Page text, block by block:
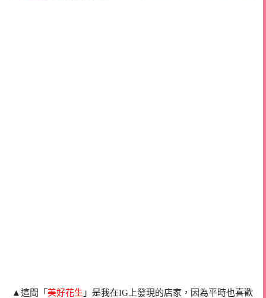
▲這間「 美好花生 」是我在IG上發現的店家，因為平時也喜歡